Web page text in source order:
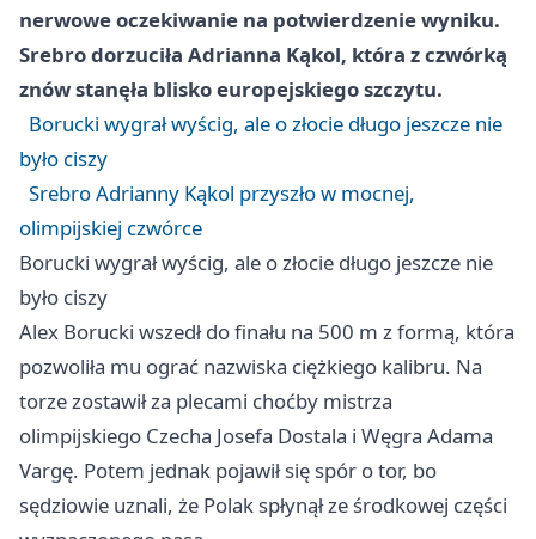
nerwowe oczekiwanie na potwierdzenie wyniku.
Srebro dorzuciła Adrianna Kąkol, która z czwórką
znów stanęła blisko europejskiego szczytu.
Borucki wygrał wyścig, ale o złocie długo jeszcze nie
było ciszy
Srebro Adrianny Kąkol przyszło w mocnej,
olimpijskiej czwórce
Borucki wygrał wyścig, ale o złocie długo jeszcze nie
było ciszy
Alex Borucki wszedł do finału na 500 m z formą, która
pozwoliła mu ograć nazwiska ciężkiego kalibru. Na
torze zostawił za plecami choćby mistrza
olimpijskiego Czecha Josefa Dostala i Węgra Adama
Vargę. Potem jednak pojawił się spór o tor, bo
sędziowie uznali, że Polak spłynął ze środkowej części